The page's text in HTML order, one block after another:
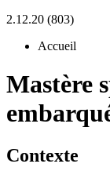
2.12.20 (803)
Accueil
Mastère
Contexte